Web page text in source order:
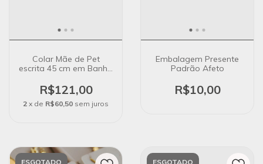
Colar Mãe de Pet
escrita 45 cm em Banho
R$121,00
2 x de R$60,50 sem juros
Embalagem Presente
Padrão Afeto
R$10,00
ESGOTADO ESGOTADO